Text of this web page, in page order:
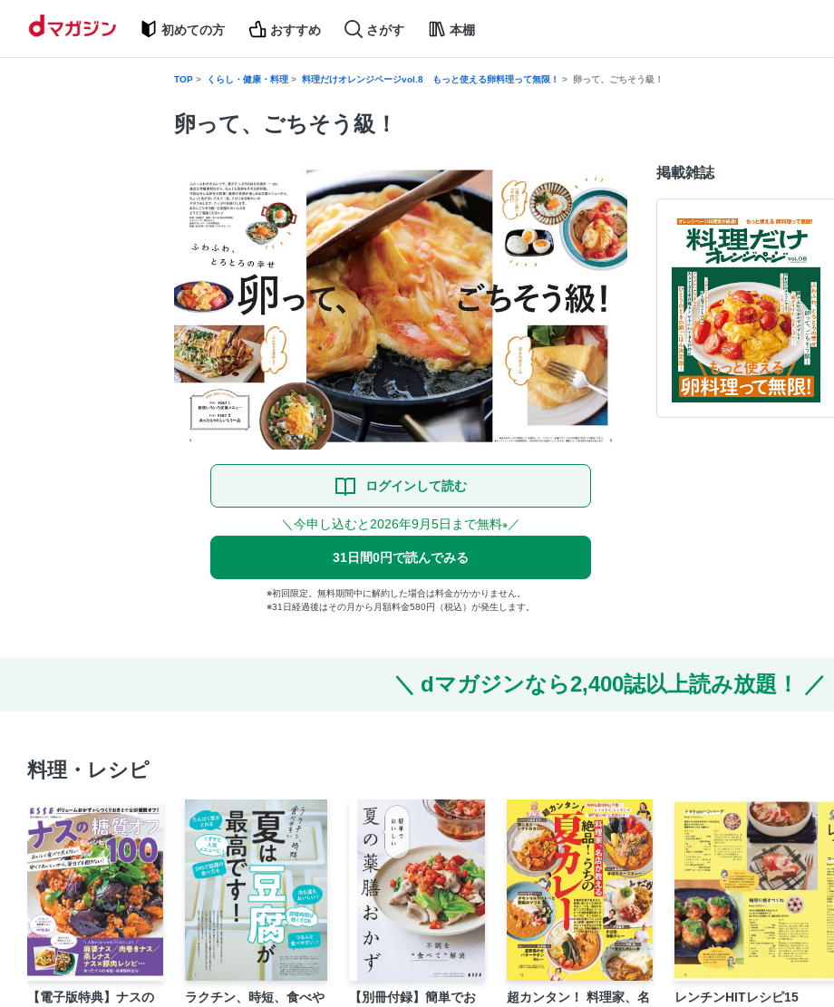
初めての方 おすすめ さがす 本棚
TOP くらし・健康・料理 料理だけオレンジページvol.8 もっと使える卵料理って無限！ 卵って、ごちそう級！
卵って、ごちそう級！
ログインして読む
＼今申し込むと2026年9月5日まで無料※ ／
31日間0円で読んでみる
初回限定。無料期間中に解約した場合は料金がかかりません。
31日経過後はその月から月額料金580円（税込）が発生します。
掲載雑誌
dマガジンなら2,400誌以上読み放題！
料理・レシピ
【電子版特典】ナスの
ラクチン、時短、食べや
【別冊付録】簡単でお
超カンタン！ 料理家、名
レンチンHITレシピ15